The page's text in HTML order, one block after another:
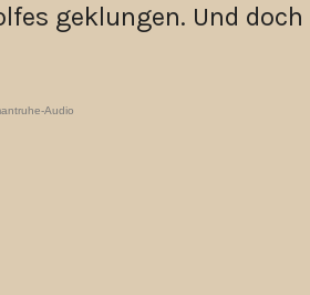
geklungen. Und
Audio